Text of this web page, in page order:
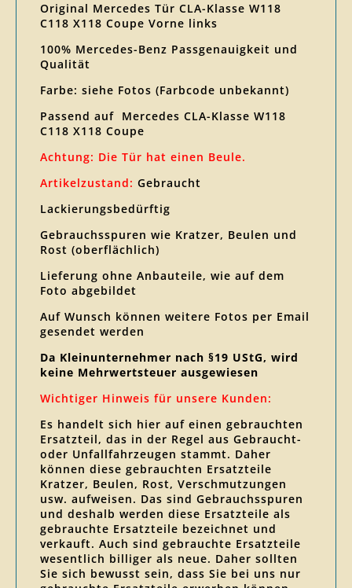
Original Mercedes Tür CLA-Klasse W118
C118 X118 Coupe Vorne links
100% Mercedes-Benz Passgenauigkeit und
Qualität
Farbe: siehe Fotos (Farbcode unbekannt)
Passend auf Mercedes CLA-Klasse W118
C118 X118 Coupe
Achtung: Die Tür hat einen Beule.
Artikelzustand: Gebraucht
Lackierungsbedürftig
Gebrauchsspuren wie Kratzer, Beulen und
Rost (oberflächlich)
Lieferung ohne Anbauteile, wie auf dem
Foto abgebildet
Auf Wunsch können weitere Fotos per Email
gesendet werden
Da Kleinunternehmer nach §19 UStG, wird
keine Mehrwertsteuer ausgewiesen
Wichtiger Hinweis für unsere Kunden:
Es handelt sich hier auf einen gebrauchten
Ersatzteil, das in der Regel aus Gebraucht-
oder Unfallfahrzeugen stammt. Daher
können diese gebrauchten Ersatzteile
Kratzer, Beulen, Rost, Verschmutzungen
usw. aufweisen. Das sind Gebrauchsspuren
und deshalb werden diese Ersatzteile als
gebrauchte Ersatzteile bezeichnet und
verkauft. Auch sind gebrauchte Ersatzteile
wesentlich billiger als neue. Daher sollten
Sie sich bewusst sein, dass Sie bei uns nur